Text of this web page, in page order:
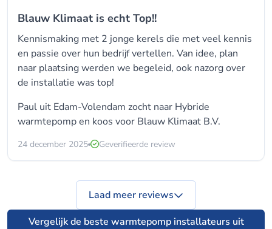
Blauw Klimaat is echt Top!!
Kennismaking met 2 jonge kerels die met veel kennis
en passie over hun bedrijf vertellen. Van idee, plan
naar plaatsing werden we begeleid, ook nazorg over
de installatie was top!
Paul uit Edam-Volendam zocht naar Hybride
warmtepomp en koos voor Blauw Klimaat B.V.
24 december 2025 Geverifieerde review
Vergelijk de beste warmtepomp installateurs uit
Laad meer reviews